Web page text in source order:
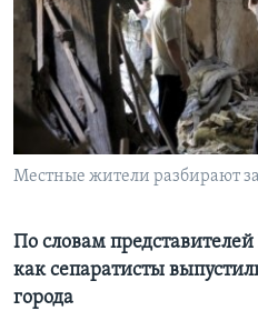
Learning English
СОЦИАЛЬНЫЕ СЕТИ
Местные жители разбирают
По словам
как сепаратисты
города